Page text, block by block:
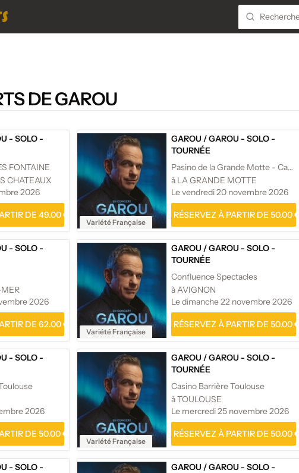
DE GAROU
- SOLO -
FONTAINE
CHATEAUX
2026
DE 49.00 €
Variété Française
GAROU /GAROU - SOLO -
TOURNÉE
Pasino de la Grande Motte - Casino Partouche
à LA GRANDE MOTTE
Le vendredi 20 novembre 2026
RÉSERVEZ À PARTIR DE 50.00
- SOLO -
2026
DE 62.00 €
Variété Française
GAROU /GAROU - SOLO -
TOURNÉE
Confluence Spectacles
à AVIGNON
Le dimanche 22 novembre 2026
RÉSERVEZ À PARTIR DE 50.00
- SOLO -
2026
DE 50.00 €
Variété Française
GAROU /GAROU - SOLO -
TOURNÉE
Casino Barrière Toulouse
à TOULOUSE
Le mercredi 25 novembre 2026
RÉSERVEZ À PARTIR DE 50.00
- SOLO -
GAROU /GAROU - SOLO -